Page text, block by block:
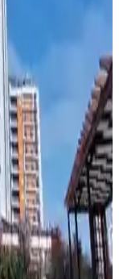
ve dayanıklı
konforu artırır
Garnet Taşlı
ayar beyaz altınla
ve işbirliği
El
Dengesi
çıkan ürünlerin
olmasıyla